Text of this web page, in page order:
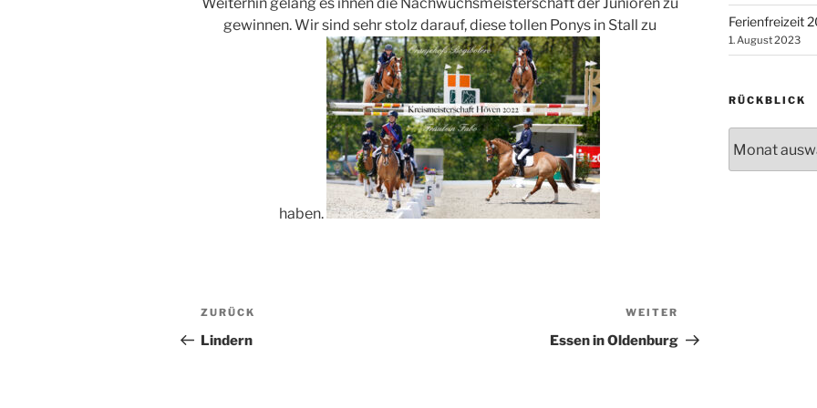
gewinnen. Wir sind sehr stolz darauf, diese tollen Ponys in Stall zu
haben.
Beitragsnavigation
Vorheriger
Beitrag
ZURÜCK
Lindern
Beitrag
WEITER
Essen in Oldenburg
Ferienfreizeit
1. August 2023
RÜCKBLICK